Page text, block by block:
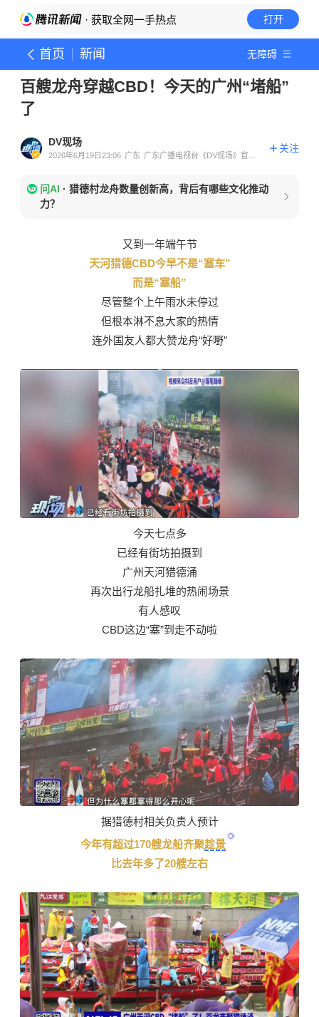
· 获取全网一手热点 打开
首页 新闻 无障碍
百艘龙舟穿越CBD！今天的广州“堵船”
了
DV现场
2026年6月19日23:06 广东 广东广播电视台《DV现场》官方
关注
问AI · 猎德村龙舟数量创新高，背后有哪些文化推动
力？
又到一年端午节
天河猎德CBD今早不是“塞车”
而是“塞船”
尽管整个上午雨水未停过
但根本淋不息大家的热情
连外国友人都大赞龙舟“好嘢”
今天七点多
已经有街坊拍摄到
广州天河猎德涌
再次出行龙船扎堆的热闹场景
有人感叹
CBD这边“塞”到走不动啦
据猎德村相关负责人预计
今年有超过170艘龙船齐聚趁景
比去年多了20艘左右